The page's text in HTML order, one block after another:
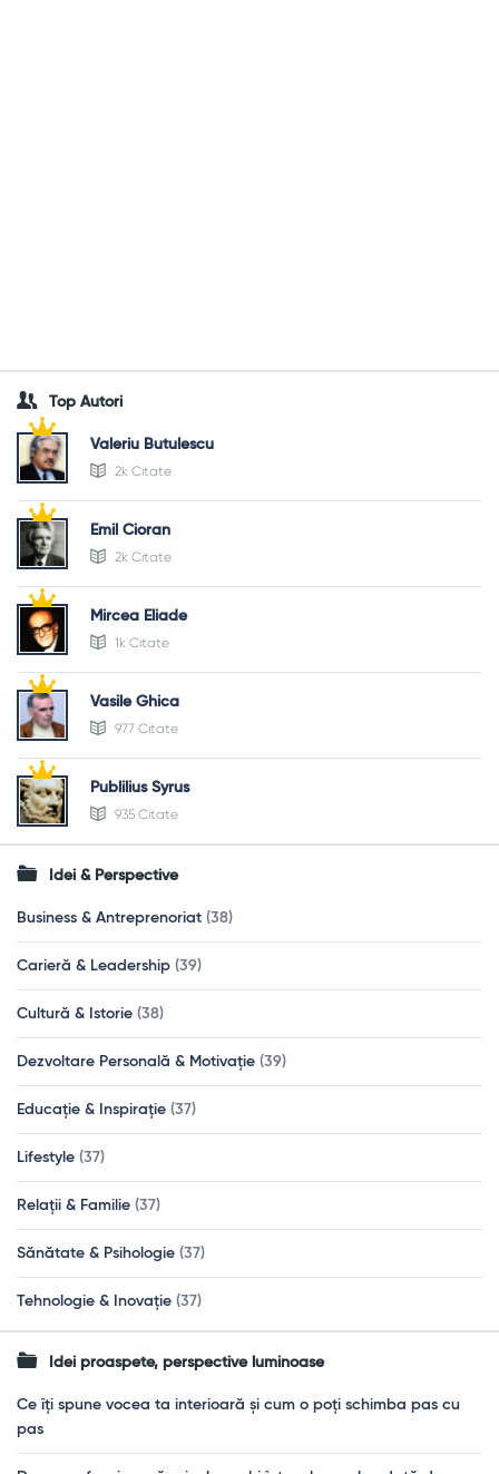
Top Autori
Valeriu Butulescu
2k Citate
Emil Cioran
2k Citate
Mircea Eliade
1k Citate
Vasile Ghica
977 Citate
Publilius Syrus
935 Citate
Idei & Perspective
Business & Antreprenoriat (38)
Carieră & Leadership (39)
Cultură & Istorie (38)
Dezvoltare Personală & Motivație (39)
Educație & Inspirație (37)
Lifestyle (37)
Relații & Familie (37)
Sănătate & Psihologie (37)
Tehnologie & Inovație (37)
Idei proaspete, perspective luminoase
Ce îți spune vocea ta interioară și cum o poți schimba pas cu
pas